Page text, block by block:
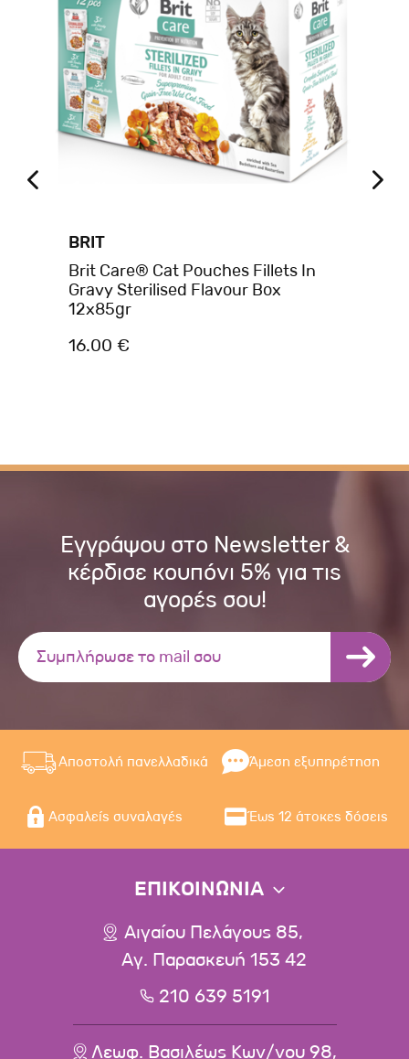
BRIT
Brit Care® Cat Pouches Fillets In
Gravy Sterilised Flavour Box
12x85gr
16.00 €
Εγγράψου στο Newsletter &
κέρδισε κουπόνι 5% για τις
αγορές σου!
Αποστολή πανελλαδικά Άμεση εξυπηρέτηση
Ασφαλείς συναλαγές Έως 12 άτοκες δόσεις
ΕΠΙΚΟΙΝΩΝΙΑ
Αιγαίου Πελάγους 85,
Αγ. Παρασκευή 153 42
210 639 5191
Λεωφ. Βασιλέως Κων/νου 98,